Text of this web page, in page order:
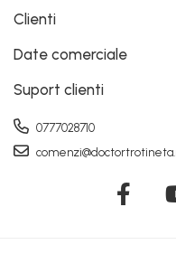
Clienti
Date comerciale
Suport clienti
0777028710